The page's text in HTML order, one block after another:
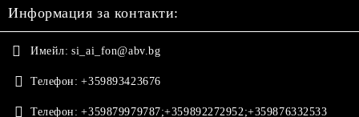
Информация за контакти:
Имейл: si_ai_fon@abv.bg
Телефон: +359893423676
Телефон: +359879979787;+359892272952;+359876332533